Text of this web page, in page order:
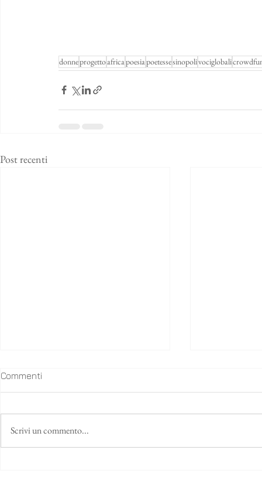
donneprogettoafricapoesiapoetessesinopolivociglobali
Post recenti
Commenti
Scrivi un commento...